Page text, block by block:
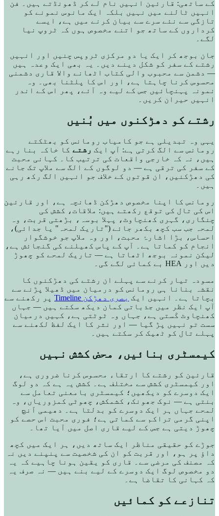
کے ساتھی: قارئین انہیں نام لے کر ڈھونڈتے ہیں۔ فن
انہیں ٹالنے میں نہیں بلکہ ایک مانوس نمونے کو
تازگی سے نئے سرے سے بیان کرنے میں ہے، ایسے
کرداروں کے ساتھ جو اتنے مخصوص ہوں کہ ٹروپ نیا
لگے۔
جان بوجھ کر ایک یا دو مرکزی ٹروپس چنیں اور انہیں
رشتے کے سفر کو شکل دینے دیں۔ یہ بھی ایک وعدہ ہیں
— دشمن سے محبوب والی کتاب اٹھانے والا قاری دشمنی
محسوس کرنا چاہتا ہے، اور اس کا پلٹنا بھی۔ وہ
نمونہ پہنچائیں جس کے لیے وہ آئے، پھر اس کے اندر
انہیں حیران کریں۔
رشتے کو دھڑکنوں میں بُنیں
یہی وہ تبدیلی ہے جو کامیاب رومانس کو بھٹکتے
رومانس سے الگ کرتی ہے: آپ ایک رشتے کا خاکہ بنا رہے
ہیں، نہ کہ خارجی واقعات کی ترتیب کا۔ کہانی محبت
کے سفر کی ترقی ہے — دو لوگوں کے الگ سے ملاپ تک جانے
کی دھڑکنیں، ان قوتوں کے خلاف جو انہیں الگ رکھ رہی
ہیں۔
رومانس کا اپنا مخصوص دھڑکن ڈھانچہ ہے، اور قارئین
اس کی تال کی توقع رکھتے ہیں: ملاقات، کشش کی
چنگاری، گہری کھنچاوٹ، پہلا بوسہ، بڑھتی قربت، وہ
لمحہ جب سب کچھ بکھر جائے ("تاریک لمحہ" یا جدائی)،
احساس، بڑا اشارۂ محبت، اور وہ ملاپ جو خوشگوار
انجام کو کماتا ہے۔ آپ کے پاس کھیلنے کی گنجائش ہے،
لیکن نمونہ بوجھ اٹھاتا ہے — تاریک لمحے کو چھوڑ
دیں اور HEA بے کمائی لگے گی۔
مسودہ تیار کرنے سے پہلے ان رشتے کی دھڑکنوں کا
نقشہ بنانا ہی رومانس کو درمیان میں ڈھیلا پڑنے سے
بچاتا ہے۔ انہیں ایک بصری دھڑکن Timeline
پر رکھنے سے
آپ ایک نظر میں جذباتی کمان دیکھ سکتے ہیں — جہاں
کھنچاوٹ کَستی ہے، جہاں وہ ٹوٹتی ہے، کہیں درمیان
سست تو نہیں پڑ گیا — اور نثر کا ایک لفظ لکھنے سے
پہلے تال کو ٹھیک کر سکتے ہیں۔
کیمسٹری بنائیں، محض کشش نہیں
قارئین کو رشتے کا ارتقاء محسوس کرنا ضروری ہے،
اور کیمسٹری کشش سے مختلف ہے۔ کشش یہ ہے کہ دو لوگ
ایک دوسرے کو دیکھیں؛ کیمسٹری بامعنی تعامل سے
بنتی ہے — نوک جھونک، کشمکش، چھوٹی کمزوریاں، وہ
لمحے جہاں ہر ایک دوسرے کو بدلتا ہے۔ دھیمی آنچ
اپنی گرمی تراکم سے کماتی ہے؛ فوری محبت اس حصے کو
چھوڑ دیتی ہے جس کے لیے قاری اصل میں آیا تھا۔
جوڑے کو حقیقی مناظر ایک ساتھ دیں، ہر ایک میں کچھ
داؤ پر ہو، اور قربت کو ان کی شخصیت سے پنپنے دیں نہ
کہ مصنف کی مرضی سے۔ قاری کو یقین ہونا چاہیے کہ یہ
دو مخصوص لوگ ایک دوسرے کے لیے بنے ہیں — نہ صرف یہ
کہ کہانی کا تقاضا ہے۔
تنازعے کو کمائیں